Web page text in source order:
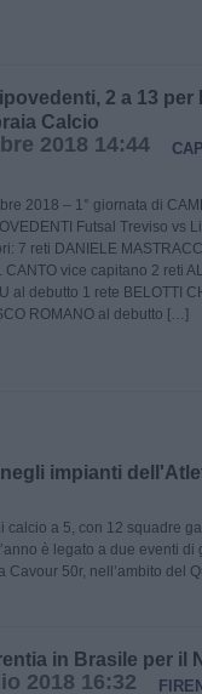
2 a 13 per
Calcio
2018 14:44
2018 – 1° giornata di
Futsal Treviso vs
7 reti DANIELE
CANTO vice capitano 2 reti
al debutto 1 rete BELOTTI
ROMANO al debutto […]
impianti
calcio a 5, con 12 squadre
è legato a due eventi
50r, nell’ambito del
in Brasile per il
2018 16:32